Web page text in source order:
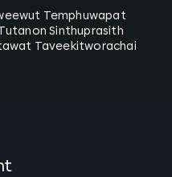
Temphuwapat
Tutanon Sinthuprasith
Taveekitworachai